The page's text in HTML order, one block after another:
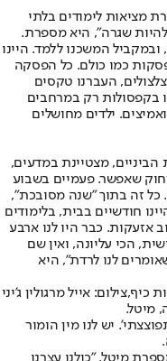
מציאות לימודים בלתי
שגרה", היא מספרת.
המשכנו ללמד. היינו
כמו כולם. כל הפסקה
העברנו טקסים
בקפסולות רק במרחבים
ילדים מחושלים
מצטיינת במדעים,
שאפשר. פעמיים בשבוע
כל זה בתוך "שנה מסובכת",
חודשיים בבית, בלימודים
אזעקות. כבר היו לנו ארבע
הכי עליונה, ואין שם
לנו לרדת", היא
אייל מרגולין ג'יני
מיטל.
יש לנו מין הומור